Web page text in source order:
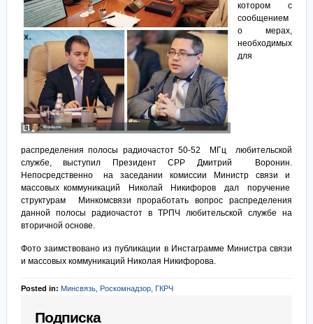
котором с
сообщением
о мерах,
необходимых
для
распределения полосы радиочастот 50-52 МГц любительской
службе, выступил Президент СРР Дмитрий Воронин.
Непосредственно на заседании комиссии Министр связи и
массовых коммуникаций Николай Никифоров дал поручение
структурам Минкомсвязи проработать вопрос распределения
данной полосы радиочастот в ТРПЧ любительской службе на
вторичной основе.
Фото заимствовано из публикации в Инстаграмме Министра связи
и массовых коммуникаций Николая Никифорова.
Posted in: Минсвязь, Роскомнадзор, ГКРЧ
Подписка